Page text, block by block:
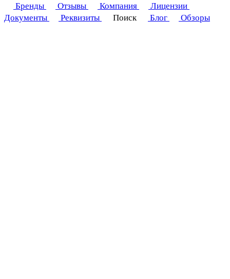
Бренды
Отзывы Компания
Лицензии
Документы
Реквизиты Поиск Блог Обзоры